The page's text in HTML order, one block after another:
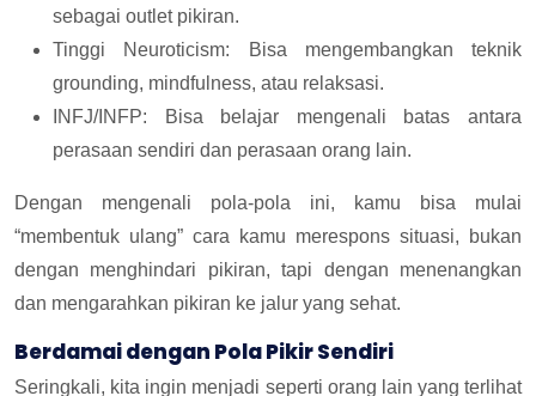
sebagai outlet pikiran.
Tinggi Neuroticism: Bisa mengembangkan teknik
grounding, mindfulness, atau relaksasi.
INFJ/INFP: Bisa belajar mengenali batas antara
perasaan sendiri dan perasaan orang lain.
Dengan mengenali pola-pola ini, kamu bisa mulai
“membentuk ulang” cara kamu merespons situasi, bukan
dengan menghindari pikiran, tapi dengan menenangkan
dan mengarahkan pikiran ke jalur yang sehat.
Berdamai dengan Pola Pikir Sendiri
Seringkali, kita ingin menjadi seperti orang lain yang terlihat